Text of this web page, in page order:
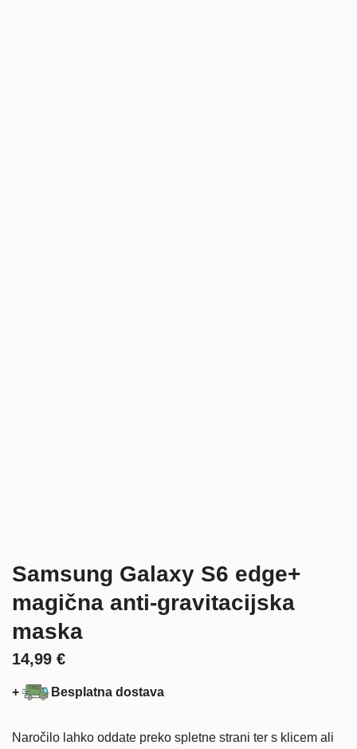
Samsung Galaxy S6 edge+
magična anti-gravitacijska
maska
14,99 €
+ Besplatna dostava
Naročilo lahko oddate preko spletne strani ter s klicem ali